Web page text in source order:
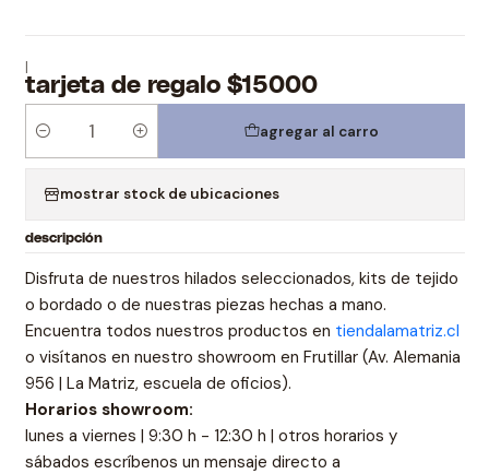
|
tarjeta de regalo $15000
Cantidad
agregar al carro
mostrar stock de ubicaciones
descripción
Disfruta de nuestros hilados seleccionados, kits de tejido
o bordado o de nuestras piezas hechas a mano.
Encuentra todos nuestros productos en tiendalamatriz.cl
o visítanos en nuestro showroom en Frutillar (Av. Alemania
956 | La Matriz, escuela de oficios).
Horarios showroom:
lunes a viernes | 9:30 h - 12:30 h | otros horarios y
sábados escríbenos un mensaje directo a